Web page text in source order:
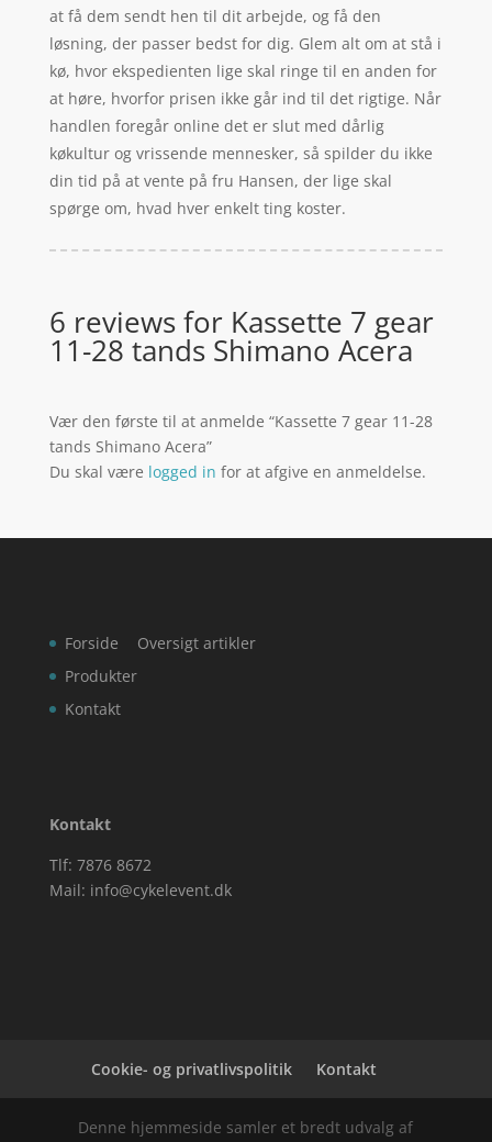
at få dem sendt hen til dit arbejde, og få den
løsning, der passer bedst for dig. Glem alt om at stå i
kø, hvor ekspedienten lige skal ringe til en anden for
at høre, hvorfor prisen ikke går ind til det rigtige. Når
handlen foregår online det er slut med dårlig
køkultur og vrissende mennesker, så spilder du ikke
din tid på at vente på fru Hansen, der lige skal
spørge om, hvad hver enkelt ting koster.
6 reviews for Kassette 7 gear
11-28 tands Shimano Acera
Vær den første til at anmelde “Kassette 7 gear 11-28
tands Shimano Acera”
Du skal være logged in for at afgive en anmeldelse.
Forside
Produkter
Kontakt
Oversigt artikler
Kontakt
Tlf: 7876 8672
Mail: info@cykelevent.dk
Cookie- og privatlivspolitik Kontakt
Denne hjemmeside samler et bredt udvalg af